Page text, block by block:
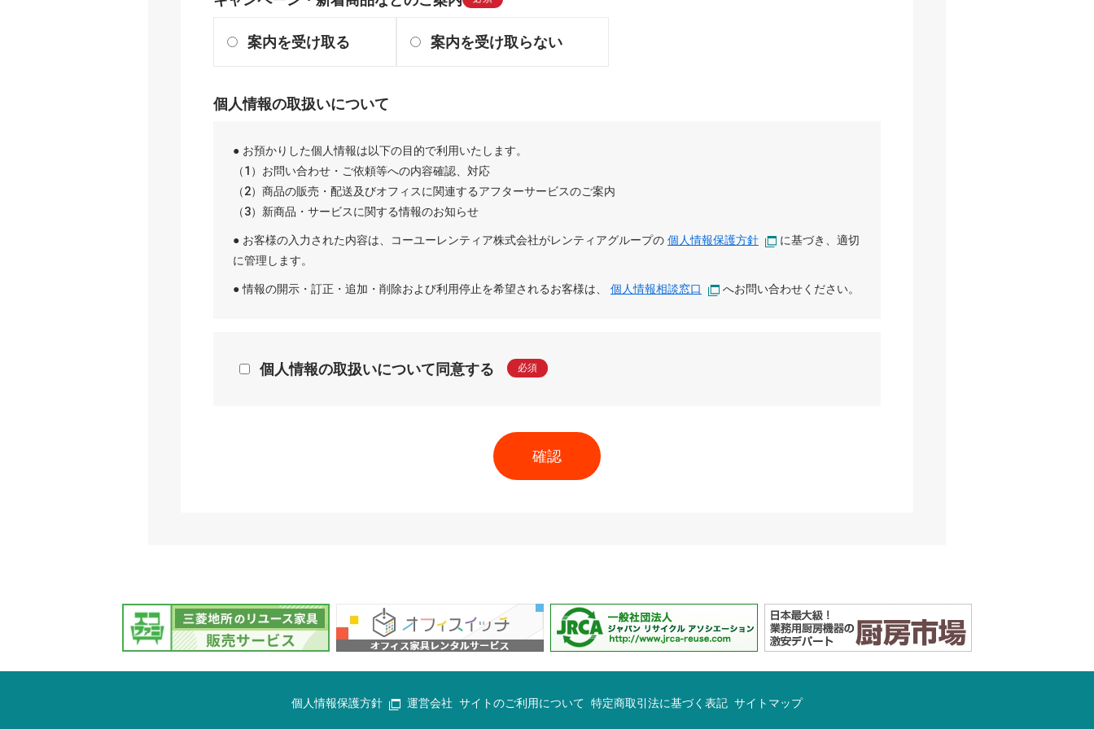
案内を受け取る 案内を受け取らない
個人情報の取扱いについて
● お預かりした個人情報は以下の目的で利用いたします。
（1）お問い合わせ・ご依頼等への内容確認、対応
（2）商品の販売・配送及びオフィスに関連するアフターサービスのご案内
（3）新商品・サービスに関する情報のお知らせ
● お客様の入力された内容は、 コーユーレンティア株式会社がレンティアグループの 個人情報保護方針
に基づき、適切
に管理します。
● 情報の開示・訂正・追加・削除および利用停止を希望されるお客様は、 個人情報相談窓口 へお問い合わせください。
個人情報の取扱いについて同意する 必須
個人情報保護方針 運営会社 サイトのご利用について 特定商取引法に基づく表記 サイトマップ